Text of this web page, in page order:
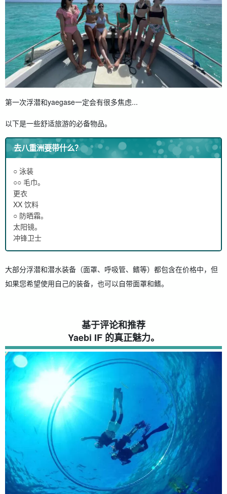
第一次浮潜和yaegase一定会有很多焦虑...
以下是一些舒适旅游的必备物品。
去八重洲要带什么？
○ 泳装
○○ 毛巾。
更衣
XX 饮料
○ 防晒霜。
太阳镜。
冲锋卫士
大部分浮潜和潜水装备（面罩、呼吸管、鳍等）都包含在价格中，但
如果您希望使用自己的装备，也可以自带面罩和鳍。
基于评论和推荐
Yaebi IF 的真正魅力。